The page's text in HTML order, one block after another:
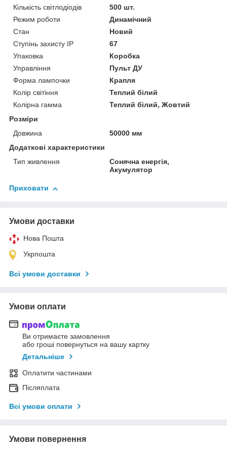
Кількість світлодіодів
500 шт.
Режим роботи
Динамічний
Стан
Новий
Ступінь захисту IP
67
Упаковка
Коробка
Управління
Пульт ДУ
Форма лампочки
Крапля
Колір світіння
Теплий білий
Колірна гамма
Теплий білий, Жовтий
Розміри
Довжина
50000 мм
Додаткові характеристики
Тип живлення
Сонячна енергія,
Акумулятор
Приховати
Умови доставки
Нова Пошта
Укрпошта
Всі умови доставки
Умови оплати
Ви отримаєте замовлення
або гроші повернуться на вашу картку
Детальніше
Оплатити частинами
Післяплата
Всі умови оплати
Умови повернення